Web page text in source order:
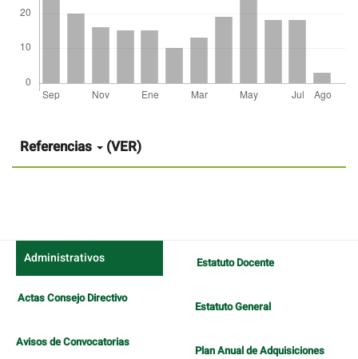
artículo
Referencias (VER)
Administrativos
Actas Consejo Directivo
Avisos de Convocatorias
Estatuto Docente
Estatuto General
Plan Anual de Adquisiciones